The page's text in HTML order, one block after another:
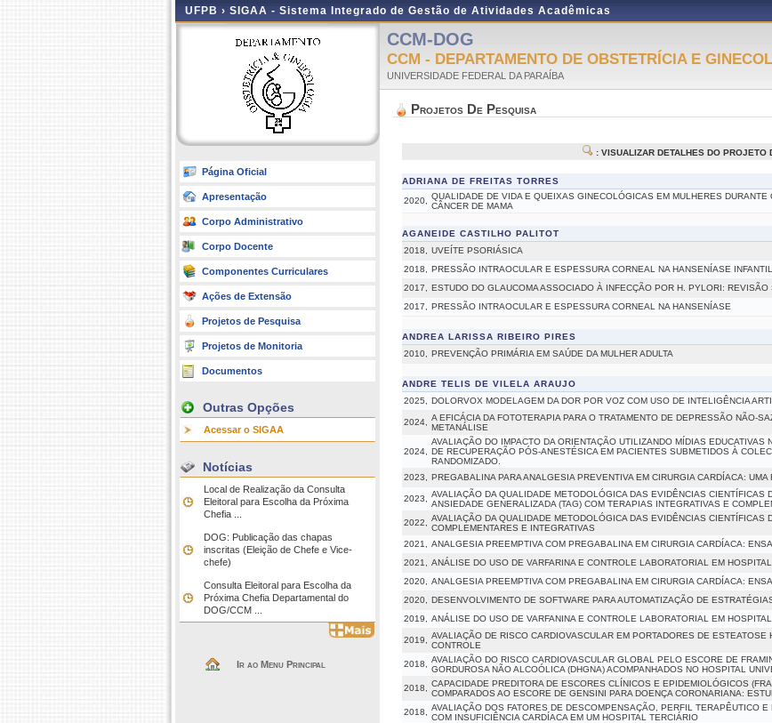
UFPB › SIGAA - Sistema Integrado de Gestão de Atividades Acadêmicas
Página Oficial
Apresentação
Corpo Administrativo
Corpo Docente
Componentes Curriculares
Ações de Extensão
Projetos de Pesquisa
Projetos de Monitoria
Documentos
Outras Opções
Acessar o SIGAA
Notícias
Local de Realização da Consulta
Eleitoral para Escolha da Próxima
Chefia ...
DOG: Publicação das chapas
inscritas (Eleição de Chefe e Vice-
chefe)
Consulta Eleitoral para Escolha da
Próxima Chefia Departamental do
DOG/CCM ...
Ir ao Menu Principal
CCM-DOG
CCM - DEPARTAMENTO DE OBSTETRÍCIA E
UNIVERSIDADE FEDERAL DA PARAÍBA
Projetos De Pesquisa
: VISUALIZAR DETALHES DO PROJETO
ADRIANA DE FREITAS TORRES
2020,
QUALIDADE DE VIDA E QUEIXAS GINECOLÓGICAS EM MULHERES DURANTE
CÂNCER DE MAMA
AGANEIDE CASTILHO PALITOT
2018,
UVEÍTE PSORIÁSICA
2018,
PRESSÃO INTRAOCULAR E ESPESSURA CORNEAL NA HANSENÍASE
2017,
ESTUDO DO GLAUCOMA ASSOCIADO À INFECÇÃO POR H. PYLORI: REVISÃO
2017,
PRESSÃO INTRAOCULAR E ESPESSURA CORNEAL NA HANSENÍASE
ANDREA LARISSA RIBEIRO PIRES
2010,
PREVENÇÃO PRIMÁRIA EM SAÚDE DA MULHER ADULTA
ANDRE TELIS DE VILELA ARAUJO
2025,
DOLORVOX MODELAGEM DA DOR POR VOZ COM USO DE INTELIGÊNCIA
2024,
A EFICÁCIA DA FOTOTERAPIA PARA O TRATAMENTO DE DEPRESSÃO NÃO-
METANÁLISE
2024,
AVALIAÇÃO DO IMPACTO DA ORIENTAÇÃO UTILIZANDO MÍDIAS EDUCATIVAS
DE RECUPERAÇÃO PÓS-ANESTÉSICA EM PACIENTES SUBMETIDOS À
RANDOMIZADO.
2023,
PREGABALINA PARA ANALGESIA PREVENTIVA EM CIRURGIA CARDÍACA:
2023,
AVALIAÇÃO DA QUALIDADE METODOLÓGICA DAS EVIDÊNCIAS CIENTÍFICAS
ANSIEDADE GENERALIZADA (TAG) COM TERAPIAS INTEGRATIVAS E
2022,
AVALIAÇÃO DA QUALIDADE METODOLÓGICA DAS EVIDÊNCIAS CIENTÍFICAS
COMPLEMENTARES E INTEGRATIVAS
2021,
ANALGESIA PREEMPTIVA COM PREGABALINA EM CIRURGIA CARDÍACA:
2021,
ANÁLISE DO USO DE VARFARINA E CONTROLE LABORATORIAL EM
2020,
ANALGESIA PREEMPTIVA COM PREGABALINA EM CIRURGIA CARDÍACA:
2020,
DESENVOLVIMENTO DE SOFTWARE PARA AUTOMATIZAÇÃO DE
2019,
ANÁLISE DO USO DE VARFANINA E CONTROLE LABORATORIAL EM
2019,
AVALIAÇÃO DE RISCO CARDIOVASCULAR EM PORTADORES DE
CONTROLE
2018,
AVALIAÇÃO DO RISCO CARDIOVASCULAR GLOBAL PELO ESCORE DE
GORDUROSA NÃO ALCOÓLICA (DHGNA) ACOMPANHADOS NO HOSPITAL
2018,
CAPACIDADE PREDITORA DE ESCORES CLÍNICOS E EPIDEMIOLÓGICOS
COMPARADOS AO ESCORE DE GENSINI PARA DOENÇA CORONARIANA:
2018,
AVALIAÇÃO DOS FATORES DE DESCOMPENSAÇÃO, PERFIL TERAPÊUTICO
COM INSUFICIÊNCIA CARDÍACA EM UM HOSPITAL TERCIÁRIO